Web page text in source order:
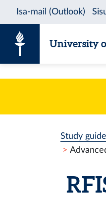
University
Study